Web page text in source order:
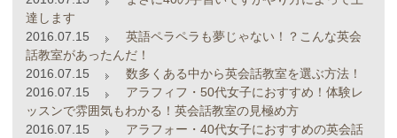
達します
2016.07.15
英語ペラペラも夢じゃない！？こんな英会
話教室があったんだ！
2016.07.15
数多くある中から英会話教室を選ぶ方法！
2016.07.15
アラフィフ・50代女子におすすめ！体験レ
ッスンで雰囲気もわかる！英会話教室の見極め方
2016.07.15
アラフォー・40代女子におすすめの英会話